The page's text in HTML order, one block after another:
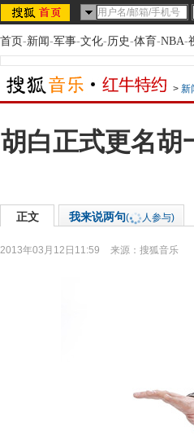
首页-新闻-军事-文化-历史-体育-NBA-
> 新
胡白正式更名胡
正文 我来说两句( 人参与)
2013年03月12日11:59 来源： 搜狐音乐